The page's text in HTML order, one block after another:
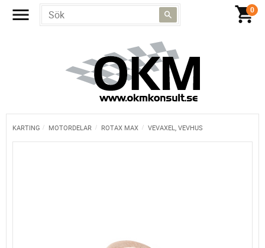
KARTING MOTORDELAR ROTAX MAX VEVAXEL, VEVHUS